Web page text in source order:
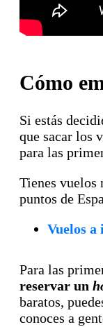
Cómo
Si estás
que sacar los
para las
Tienes vuelos
puntos de
Vuelos a
Para las
reservar un
baratos,
conoces a